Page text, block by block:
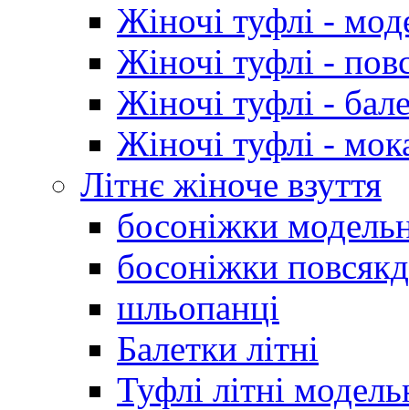
Жіночі туфлі -
Жіночі туфлі -
Жіночі туфлі -
Жіночі туфлі -
Літнє жіноче взуття
босоніжки
босоніжки
шльопанці
Балетки літні
Туфлі літні